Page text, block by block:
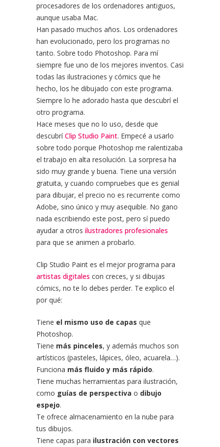
procesadores de los ordenadores antiguos,
aunque usaba Mac.
Han pasado muchos años. Los ordenadores
han evolucionado, pero los programas no
tanto. Sobre todo Photoshop. Para mí
siempre fue uno de los mejores inventos. Casi
todas las ilustraciones y cómics que he
hecho, los he dibujado con este programa.
Siempre lo he adorado hasta que descubrí el
otro programa.
Hace meses que no lo uso, desde que
descubríClip Studio Paint. Empecé a usarlo
sobre todo porque Photoshop me ralentizaba
el trabajo en alta resolución. La sorpresa ha
sido muy grande y buena. Tiene una versión
gratuita, y cuando compruebes que es genial
para dibujar, el precio no es recurrente como
Adobe, sino único y muy asequible. No gano
nada escribiendo este post, pero sí puedo
ayudar a otros ilustradores profesionales
para que se animen a probarlo.
Clip Studio Paint es el mejor programa para
artistas digitales con creces, y si dibujas
cómics, no te lo debes perder. Te explico el
por qué:
Tiene el mismo uso de capas que
Photoshop.
Tiene más pinceles, y además muchos son
artísticos (pasteles, lápices, óleo, acuarela…).
Funciona más fluido y más rápido.
Tiene muchas herramientas para ilustración,
como guías de perspectiva o dibujo
espejo.
Te ofrece almacenamiento en la nube para
tus dibujos.
Tiene capas para ilustración con vectores